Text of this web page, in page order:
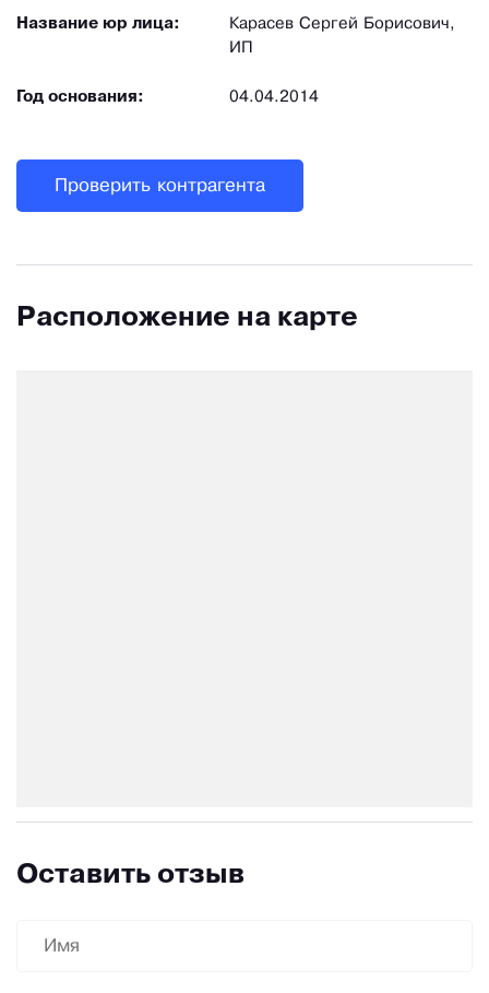
Название юр лица:
Карасев Сергей Борисович,
ИП
Год основания: 04.04.2014
Проверить контрагента
Расположение на карте
Оставить отзыв